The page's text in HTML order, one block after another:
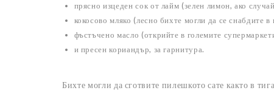
прясно изцеден сок от лайм (зелен лимон, ако
кокосово мляко (лесно бихте могли да се снабдите
фъстъчено масло (открийте в големите
и пресен кориандър, за гарнитура.
Бихте могли да сготвите пилешкото сате както в